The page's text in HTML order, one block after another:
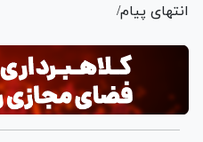
انتهای پیام/